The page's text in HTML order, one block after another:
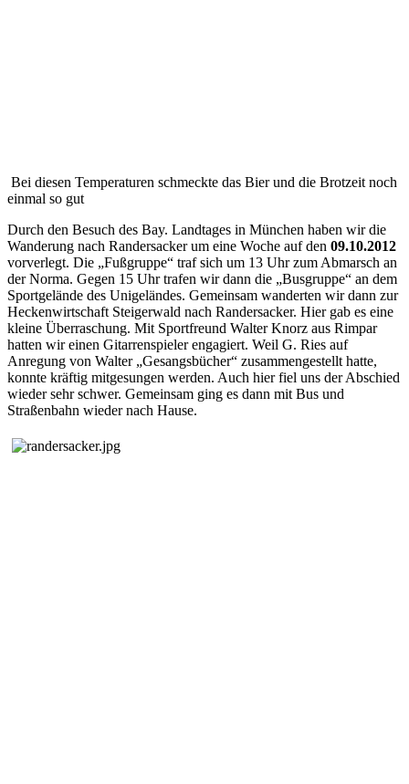
Bei diesen Temperaturen schmeckte das Bier und die Brotzeit noch
einmal so gut
Durch den Besuch des Bay. Landtages in München haben wir die
Wanderung nach Randersacker um eine Woche auf den 09.10.2012
vorverlegt. Die „Fußgruppe“ traf sich um 13 Uhr zum Abmarsch an
der Norma. Gegen 15 Uhr trafen wir dann die „Busgruppe“ an dem
Sportgelände des Unigeländes. Gemeinsam wanderten wir dann zur
Heckenwirtschaft Steigerwald nach Randersacker. Hier gab es eine
kleine Überraschung. Mit Sportfreund Walter Knorz aus Rimpar
hatten wir einen Gitarrenspieler engagiert. Weil G. Ries auf
Anregung von Walter „Gesangsbücher“ zusammengestellt hatte,
konnte kräftig mitgesungen werden. Auch hier fiel uns der Abschied
wieder sehr schwer. Gemeinsam ging es dann mit Bus und
Straßenbahn wieder nach Hause.